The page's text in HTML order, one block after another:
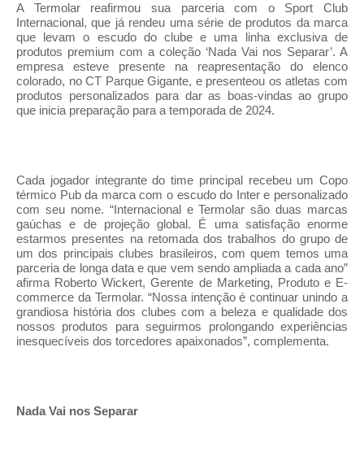
A Termolar reafirmou sua parceria com o Sport Club
Internacional, que já rendeu uma série de produtos da marca
que levam o escudo do clube e uma linha exclusiva de
produtos premium com a coleção ‘Nada Vai nos Separar’. A
empresa esteve presente na reapresentação do elenco
colorado, no CT Parque Gigante, e presenteou os atletas com
produtos personalizados para dar as boas-vindas ao grupo
que inicia preparação para a temporada de 2024.
Cada jogador integrante do time principal recebeu um Copo
térmico Pub da marca com o escudo do Inter e personalizado
com seu nome. “Internacional e Termolar são duas marcas
gaúchas e de projeção global. É uma satisfação enorme
estarmos presentes na retomada dos trabalhos do grupo de
um dos principais clubes brasileiros, com quem temos uma
parceria de longa data e que vem sendo ampliada a cada ano”
afirma Roberto Wickert, Gerente de Marketing, Produto e E-
commerce da Termolar. “Nossa intenção é continuar unindo a
grandiosa história dos clubes com a beleza e qualidade dos
nossos produtos para seguirmos prolongando experiências
inesquecíveis dos torcedores apaixonados”, complementa.
Nada Vai nos Separar